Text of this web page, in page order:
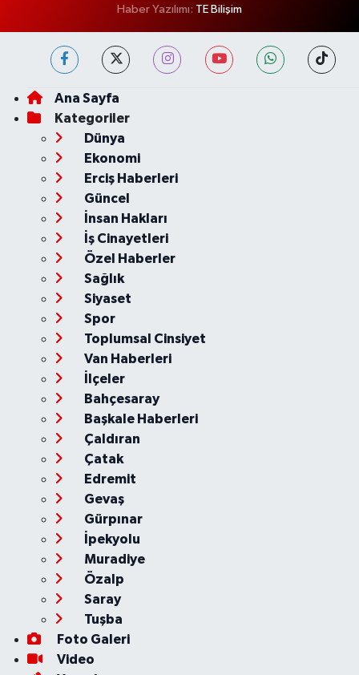
Haber Yazılımı: TE Bilişim
Ana Sayfa
Kategoriler
Dünya
Ekonomi
Erciş Haberleri
Güncel
İnsan Hakları
İş Cinayetleri
Özel Haberler
Sağlık
Siyaset
Spor
Toplumsal Cinsiyet
Van Haberleri
İlçeler
Bahçesaray
Başkale Haberleri
Çaldıran
Çatak
Edremit
Gevaş
Gürpınar
İpekyolu
Muradiye
Özalp
Saray
Tuşba
Foto Galeri
Video